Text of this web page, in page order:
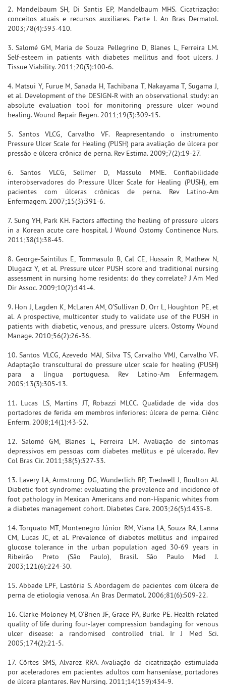
2. Mandelbaum SH, Di Santis EP, Mandelbaum MHS. Cicatrização:
conceitos atuais e recursos auxiliares. Parte I. An Bras Dermatol.
2003;78(4):393-410.
3. Salomé GM, Maria de Souza Pellegrino D, Blanes L, Ferreira LM.
Self-esteem in patients with diabetes mellitus and foot ulcers. J
Tissue Viability. 2011;20(3):100-6.
4. Matsui Y, Furue M, Sanada H, Tachibana T, Nakayama T, Sugama J,
et al. Development of the DESIGN-R with an observational study: an
absolute evaluation tool for monitoring pressure ulcer wound
healing. Wound Repair Regen. 2011;19(3):309-15.
5. Santos VLCG, Carvalho VF. Reapresentando o instrumento
Pressure Ulcer Scale for Healing (PUSH) para avaliação de úlcera por
pressão e úlcera crônica de perna. Rev Estima. 2009;7(2):19-27.
6. Santos VLCG, Sellmer D, Massulo MME. Confiabilidade
interobservadores do Pressure Ulcer Scale for Healing (PUSH), em
pacientes com úlceras crônicas de perna. Rev Latino-Am
Enfermagem. 2007;15(3):391-6.
7. Sung YH, Park KH. Factors affecting the healing of pressure ulcers
in a Korean acute care hospital. J Wound Ostomy Continence Nurs.
2011;38(1):38-45.
8. George-Saintilus E, Tommasulo B, Cal CE, Hussain R, Mathew N,
Dlugacz Y, et al. Pressure ulcer PUSH score and traditional nursing
assessment in nursing home residents: do they correlate? J Am Med
Dir Assoc. 2009;10(2):141-4.
9. Hon J, Lagden K, McLaren AM, O'Sullivan D, Orr L, Houghton PE, et
al. A prospective, multicenter study to validate use of the PUSH in
patients with diabetic, venous, and pressure ulcers. Ostomy Wound
Manage. 2010;56(2):26-36.
10. Santos VLCG, Azevedo MAJ, Silva TS, Carvalho VMJ, Carvalho VF.
Adaptação transcultural do pressure ulcer scale for healing (PUSH)
para a língua portuguesa. Rev Latino-Am Enfermagem.
2005;13(3):305-13.
11. Lucas LS, Martins JT, Robazzi MLCC. Qualidade de vida dos
portadores de ferida em membros inferiores: úlcera de perna. Ciênc
Enferm. 2008;14(1):43-52.
12. Salomé GM, Blanes L, Ferreira LM. Avaliação de sintomas
depressivos em pessoas com diabetes mellitus e pé ulcerado. Rev
Col Bras Cir. 2011;38(5):327-33.
13. Lavery LA, Armstrong DG, Wunderlich RP, Tredwell J, Boulton AJ.
Diabetic foot syndrome: evaluating the prevalence and incidence of
foot pathology in Mexican Americans and non-Hispanic whites from
a diabetes management cohort. Diabetes Care. 2003;26(5):1435-8.
14. Torquato MT, Montenegro Júnior RM, Viana LA, Souza RA, Lanna
CM, Lucas JC, et al. Prevalence of diabetes mellitus and impaired
glucose tolerance in the urban population aged 30-69 years in
Ribeirão Preto (São Paulo), Brasil. São Paulo Med J.
2003;121(6):224-30.
15. Abbade LPF, Lastória S. Abordagem de pacientes com úlcera de
perna de etiologia venosa. An Bras Dermatol. 2006;81(6):509-22.
16. Clarke-Moloney M, O'Brien JF, Grace PA, Burke PE. Health-related
quality of life during four-layer compression bandaging for venous
ulcer disease: a randomised controlled trial. Ir J Med Sci.
2005;174(2):21-5.
17. Côrtes SMS, Alvarez RRA. Avaliação da cicatrização estimulada
por aceleradores em pacientes adultos com hanseníase, portadores
de úlcera plantares. Rev Nursing. 2011;14(159):434-9.